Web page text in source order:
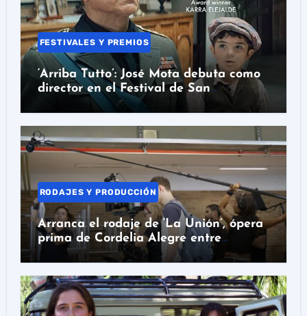
FESTIVALES Y PREMIOS
‘Arriba Tutto’: José Mota debuta como
director en el Festival de San
Sebastián
RODAJES Y PRODUCCIÓN
Arranca el rodaje de ‘La Unión’, ópera
prima de Cordelia Alegre entre
Barcelona y Colombia